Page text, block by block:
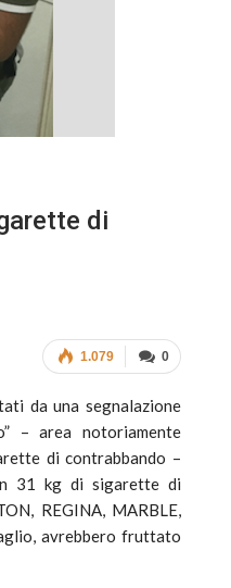
di
0
1.079
da una segnalazione
– area notoriamente
di contrabbando –
31 kg di sigarette di
REGINA, MARBLE,
avrebbero fruttato